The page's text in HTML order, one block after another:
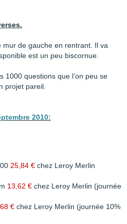
de gauche en rentrant. Il va
est un peu biscornue.
1000 questions que l’on peu se
projet pareil.
2010:
25,84 € chez Leroy Merlin
13,62 € chez Leroy Merlin (journée
€ chez Leroy Merlin (journée 10%